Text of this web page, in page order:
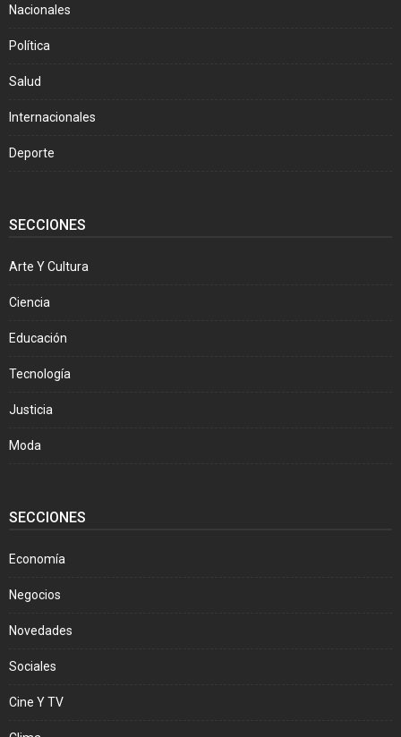
Nacionales
Política
Salud
Internacionales
Deporte
SECCIONES
Arte Y Cultura
Ciencia
Educación
Tecnología
Justicia
Moda
SECCIONES
Economía
Negocios
Novedades
Sociales
Cine Y TV